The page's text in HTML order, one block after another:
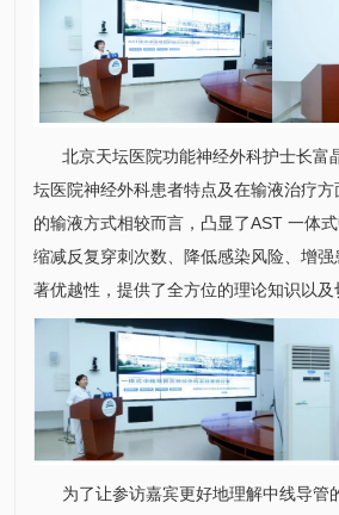
北京天坛医院功能神经外科护士长富
坛医院神经外科患者特点及在输液治疗
的输液方式相较而言，凸显了AST 一体
缩减反复穿刺次数、降低感染风险、增
著优越性，提供了全方位的理论知识以及
为了让参访嘉宾更好地理解中线导管